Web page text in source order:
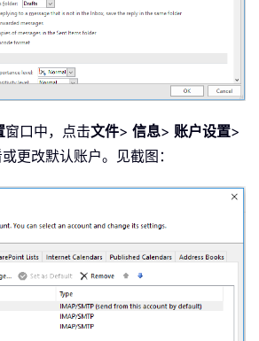
窗口中，点击文件> 信息> 账户设置>
更改默认账户。见截图：